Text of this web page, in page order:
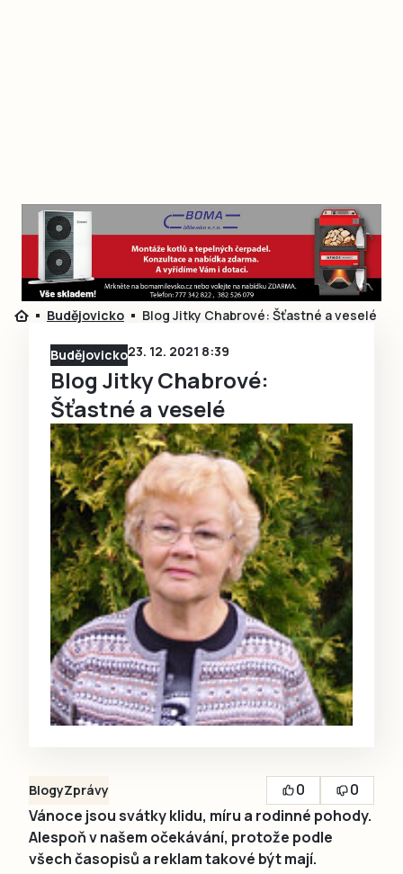
Budějovicko Blog Jitky Chabrové: Šťastné a veselé
Budějovicko23. 12. 2021 8:39
Blog Jitky Chabrové:
Šťastné a veselé
BlogyZprávy 0
0
Vánoce jsou svátky klidu, míru a rodinné pohody.
Alespoň v našem očekávání, protože podle
všech časopisů a reklam takové být mají.